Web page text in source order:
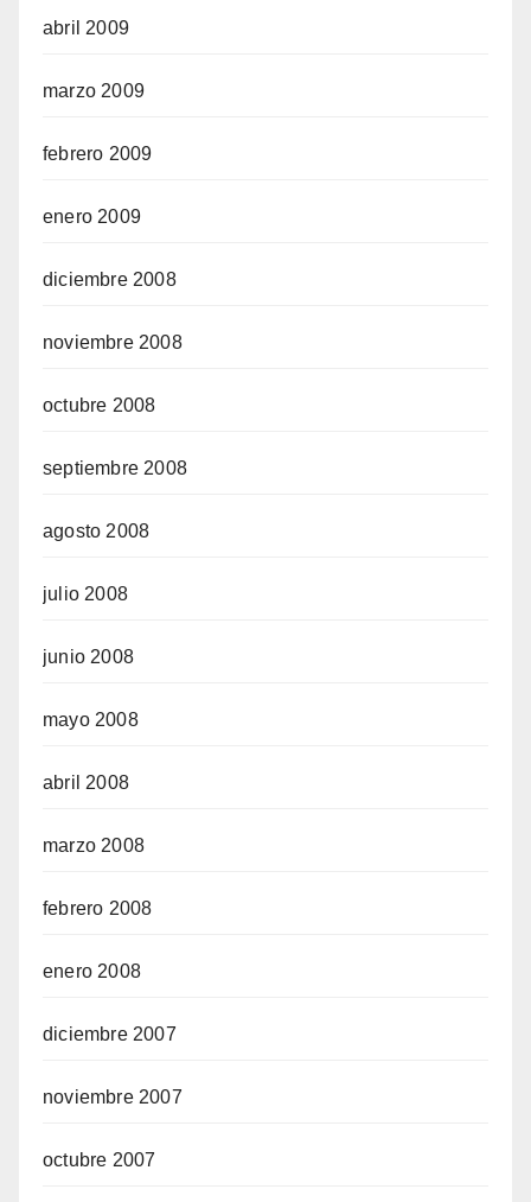
abril 2009
marzo 2009
febrero 2009
enero 2009
diciembre 2008
noviembre 2008
octubre 2008
septiembre 2008
agosto 2008
julio 2008
junio 2008
mayo 2008
abril 2008
marzo 2008
febrero 2008
enero 2008
diciembre 2007
noviembre 2007
octubre 2007